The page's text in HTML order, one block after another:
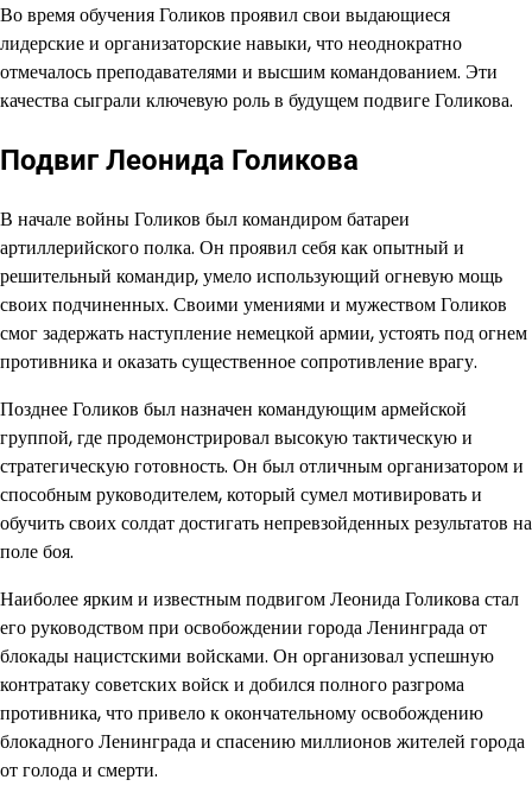
Во время обучения Голиков проявил свои выдающиеся
лидерские и организаторские навыки, что неоднократно
отмечалось преподавателями и высшим командованием. Эти
качества сыграли ключевую роль в будущем подвиге Голикова.
Подвиг Леонида Голикова
В начале войны Голиков был командиром батареи
артиллерийского полка. Он проявил себя как опытный и
решительный командир, умело использующий огневую мощь
своих подчиненных. Своими умениями и мужеством Голиков
смог задержать наступление немецкой армии, устоять под огнем
противника и оказать существенное сопротивление врагу.
Позднее Голиков был назначен командующим армейской
группой, где продемонстрировал высокую тактическую и
стратегическую готовность. Он был отличным организатором и
способным руководителем, который сумел мотивировать и
обучить своих солдат достигать непревзойденных результатов на
поле боя.
Наиболее ярким и известным подвигом Леонида Голикова стал
его руководством при освобождении города Ленинграда от
блокады нацистскими войсками. Он организовал успешную
контратаку советских войск и добился полного разгрома
противника, что привело к окончательному освобождению
блокадного Ленинграда и спасению миллионов жителей города
от голода и смерти.